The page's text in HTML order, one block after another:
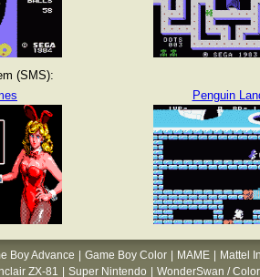
(SMS):
Penguin
Boy Advance Game Boy Color MAME Mattel
ZX-81 Super Nintendo WonderSwan / Color